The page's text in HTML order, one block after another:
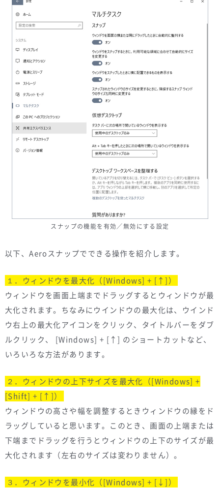
スナップの機能を有効／無効にする設定
以下、Aeroスナップでできる操作を紹介します。
１．ウィンドウを最大化（[Windows] + [↑]）
ウィンドウを画面上端までドラッグするとウィンドウが最
大化されます。ちなみにウインドウの最大化は、ウインド
ウ右上の最大化アイコンをクリック、タイトルバーをダブ
ルクリック、 [Windows] + [↑] のショートカットなど、
いろいろな方法があります。
２．ウィンドウの上下サイズを最大化（[Windows] +
[Shift] + [↑]）
ウィンドウの高さや幅を調整するときウィンドウの縁をド
ラッグしていると思います。このとき、画面の上端または
下端までドラッグを行うとウィンドウの上下のサイズが最
大化されます（左右のサイズは変わりません）。
３．ウィンドウを最小化（[Windows] + [↓]）